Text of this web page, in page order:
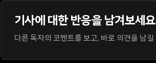
기사에 대한 반응을 남겨보세요
다른 독자의 코멘트를 보고, 바로 의견을 남길